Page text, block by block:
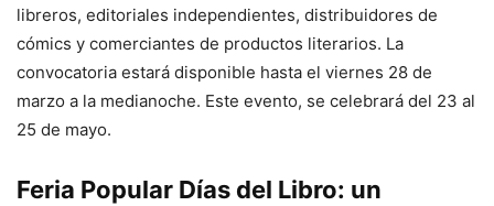
libreros, editoriales independientes, distribuidores de
cómics y comerciantes de productos literarios. La
convocatoria estará disponible hasta el viernes 28 de
marzo a la medianoche. Este evento, se celebrará del 23 al
25 de mayo.
Feria Popular Días del Libro: un